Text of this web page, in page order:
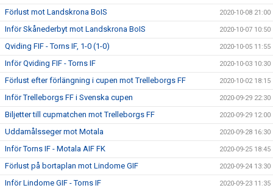
Förlust mot Landskrona BoIS 2020-10-08 21:00
Inför Skånederbyt mot Landskrona BoIS 2020-10-07 10:50
Qviding FIF - Torns IF, 1-0 (1-0) 2020-10-05 11:55
Inför Qviding FIF - Torns IF 2020-10-03 10:30
Förlust efter förlängning i cupen mot Trelleborgs FF 2020-10-02 18:15
Inför Trelleborgs FF i Svenska cupen 2020-09-29 22:30
Biljetter till cupmatchen mot Trelleborgs FF 2020-09-29 12:00
Uddamålsseger mot Motala 2020-09-28 16:30
Inför Torns IF - Motala AIF FK 2020-09-25 18:45
Förlust på bortaplan mot Lindome GIF 2020-09-24 13:30
Inför Lindome GIF - Torns IF 2020-09-23 11:35